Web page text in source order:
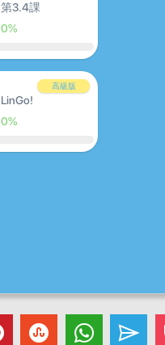
第3.4課
0%
高級版
LinGo!
0%